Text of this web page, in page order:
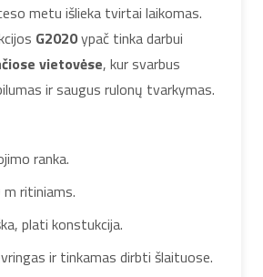
metu išlieka tvirtai laikomas.
G2020ypač tinka darbui
vietovėse, kur svarbus
ir saugus rulonų tvarkymas.
ranka.
ritiniams.
plati konstukcija.
ir tinkamas dirbti šlaituose.